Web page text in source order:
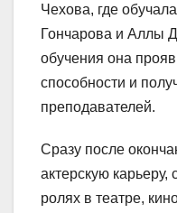
Чехова, где
Гончарова и Аллы
обучения она
способности и
преподавателей.
Сразу после
актерскую
ролях в театре,